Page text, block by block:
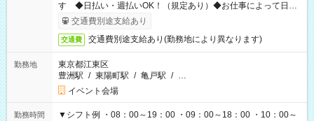
す ◆日払い・週払いOK！（規定あり）◆お仕事によって日給
も異なります
交通費別途支給あり
交通費 交通費別途支給あり(勤務地により異なります)
勤務地
東京都江東区
豊洲駅 / 東陽町駅 / 亀戸駅 / …
イベント会場
勤務時間
▼シフト例 ・08：00～19：00 ・09：00～18：00 ・10：00～